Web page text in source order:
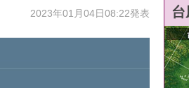
2023年01月04日08:22発表